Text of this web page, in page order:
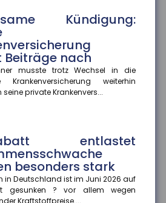
Kündigung:
Beiträge nach
musste trotz Wechsel in die
Krankenversicherung weiterhin
private Krankenvers...
entlastet
besonders stark
in Deutschland ist im Juni 2026 auf
gesunken ? vor allem wegen
Kraftstoffpreise....
Veranlagung
langfristigen Nutzen
nicht bei allen gleich. Eine aktuelle
Hagen zeigt, dass der
Haushalt nur
abgesichert
Studie des Gesamtverbands der
(GDV) offenbart: In mehr als
m...